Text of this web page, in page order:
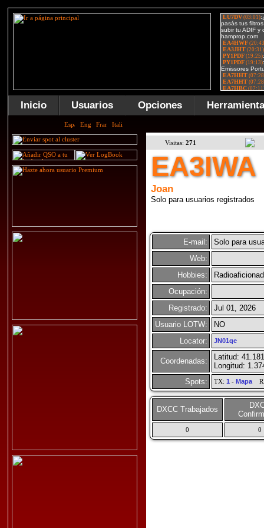
Inicio Usuarios Opciones
Visitas: 271
EA3IWA
Joan
Solo para usuarios registrados
E-mail:
Solo para
Web:
Hobbies:
Ocupación:
Registrado:
Jul 01, 2026
Usuario LOTW:
NO
Locator:
JN01qe
Coordenadas:
Latitud:
Longitud:
Spots:
TX: 1 - Mapa
DXCC Trabajados
0 0